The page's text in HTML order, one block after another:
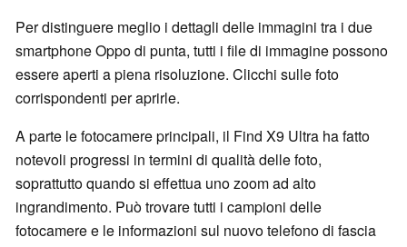
Per distinguere meglio i dettagli delle immagini tra i due
smartphone Oppo di punta, tutti i file di immagine possono
essere aperti a piena risoluzione. Clicchi sulle foto
corrispondenti per aprirle.
A parte le fotocamere principali, il Find X9 Ultra ha fatto
notevoli progressi in termini di qualità delle foto,
soprattutto quando si effettua uno zoom ad alto
ingrandimento. Può trovare tutti i campioni delle
fotocamere e le informazioni sul nuovo telefono di fascia